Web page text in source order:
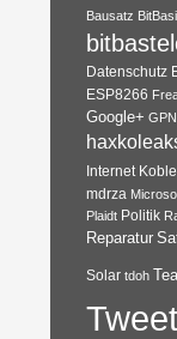
Bausatz
Datenschutz
ESP8266
Google+
Internet
mdrza
Plaidt Politik
Reparatur
Solar tdoh
Tweet